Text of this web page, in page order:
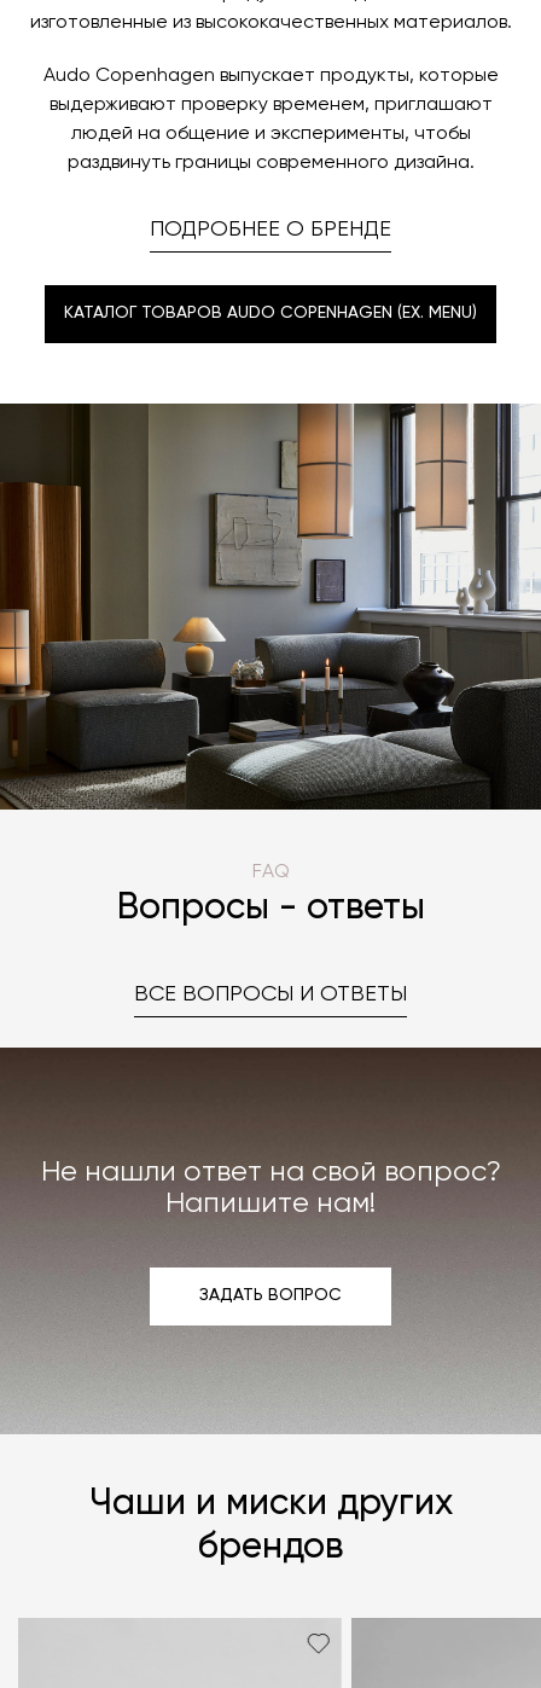
изготовленные из высококачественных материалов.
Audo Copenhagen выпускает продукты, которые
выдерживают проверку временем, приглашают
людей на общение и эксперименты, чтобы
раздвинуть границы современного дизайна.
ПОДРОБНЕЕ О БРЕНДЕ
КАТАЛОГ ТОВАРОВ AUDO COPENHAGEN (EX. MENU)
FAQ
Вопросы - ответы
ВСЕ ВОПРОСЫ И ОТВЕТЫ
Не нашли ответ на свой вопрос?
Напишите нам!
ЗАДАТЬ ВОПРОС
Чаши и миски других
брендов